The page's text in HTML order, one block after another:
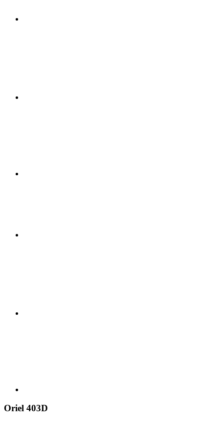
Oriel 403D